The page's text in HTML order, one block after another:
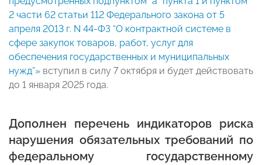
2 части 62 статьи 112 Федерального закона от 5
апреля 2013 г. N 44-ФЗ “О контрактной системе в
сфере закупок товаров, работ, услуг для
обеспечения государственных и муниципальных
нужд”» вступил в силу 7 октября и будет действовать
до 1 января 2025 года.
Дополнен перечень индикаторов риска
нарушения обязательных требований по
федеральному государственному